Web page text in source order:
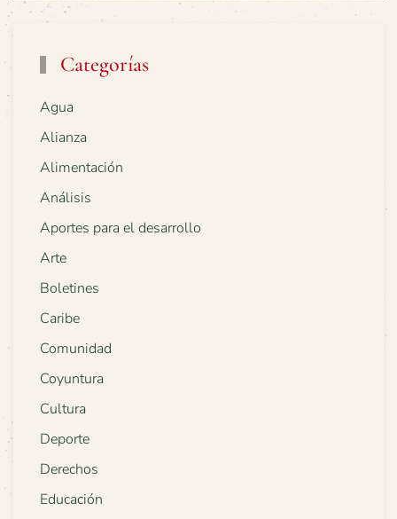
Categorías
Agua
Alianza
Alimentación
Análisis
Aportes para el desarrollo
Arte
Boletines
Caribe
Comunidad
Coyuntura
Cultura
Deporte
Derechos
Educación